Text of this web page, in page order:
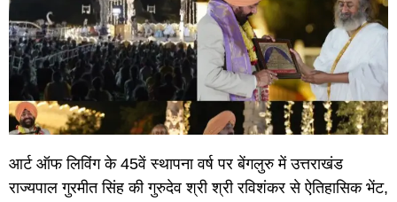
आर्ट ऑफ लिविंग के 45वें स्थापना वर्ष पर बेंगलुरु में उत्तराखंड
राज्यपाल गुरमीत सिंह की गुरुदेव श्री श्री रविशंकर से ऐतिहासिक भेंट,